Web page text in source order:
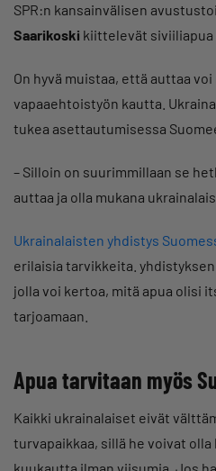
SPR:n kansainvälisen
Saarikoski kiittelevät siviiliapua
On hyvä muistaa, että auttaa
vapaaehtoistyön kautta.
tukea asettautumisessa
– Silloin on suurimmillaan se
auttaa ja olla mukana
Ukrainalaisten yhdistys
erilaisia tarvikkeita.
jolla voi kertoa, mitä apua olisi
tarjoamaan.
Apua tarvitaan myös
Kaikki ukrainalaiset eivät
turvapaikkaa, sillä he voivat